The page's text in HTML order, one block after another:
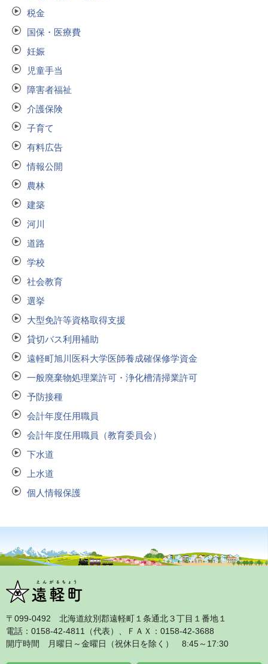
税金
国保・医療費
妊娠
児童手当
障害者福祉
介護保険
子育て
有料広告
情報公開
農林
建築
河川
道路
学校
社会教育
選挙
大型免許等資格取得支援
貸切バス利用補助
遠軽町旭川医科大学医師養成確保修学資金
一般廃棄物処理業許可・浄化槽清掃業許可
予防接種
会計年度任用職員
会計年度任用職員（教育委員会）
下水道
上水道
個人情報保護
〒099‐0492 北海道紋別郡遠軽町１条通北３丁目１番地１
電話：0158‐42‐4811（代表）、ＦＡＸ：0158‐42‐3688
開庁時間 月曜日～金曜日（祝休日を除く） 8:45～17:30